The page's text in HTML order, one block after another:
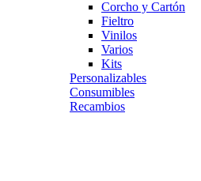
Corcho y Cartón
Fieltro
Vinilos
Varios
Kits
Personalizables
Consumibles
Recambios